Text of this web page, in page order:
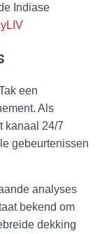
Indiase
een
Als
kanaal 24/7
gebeurtenissen
analyses
bekend om
dekking